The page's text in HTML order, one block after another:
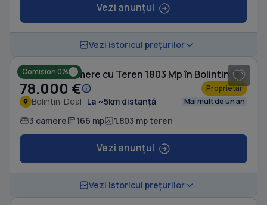
Vezi anunțul
Vezi istoricul prețurilor
Comision 0% Casă cu 3 camere cu Teren 1803 Mp în Bolintin-Deal
78.000 € Proprietar
Bolintin-Deal La ~5km distanță Mai mult de un an
3 camere 166 mp 1.803 mp teren
Vezi anunțul
Vezi istoricul prețurilor